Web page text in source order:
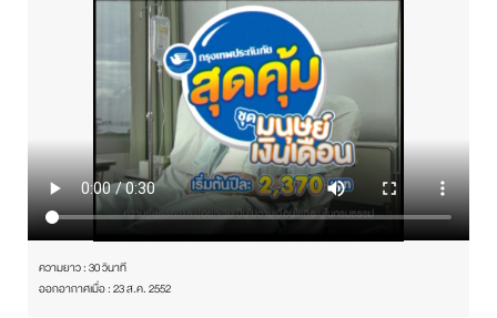
ความยาว : 30 วินาที
ออกอากาศเมื่อ : 23 ส.ค. 2552